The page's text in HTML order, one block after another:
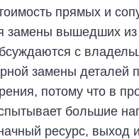
прямых и
замены вышедших из
с
замены деталей
потому что в
большие
ресурс, выход